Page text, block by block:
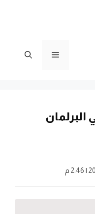
القائمة
البرلمان